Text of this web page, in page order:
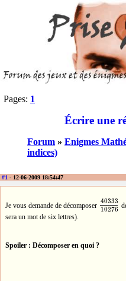
Pages: 1
Écrire une
Forum » Enigmes
indices)
#1 - 12-06-2009 18:54:47
Je vous demande de décomposer 40333
10276
40333
sera un mot de six lettres).
Spoiler : Décomposer en quoi ?